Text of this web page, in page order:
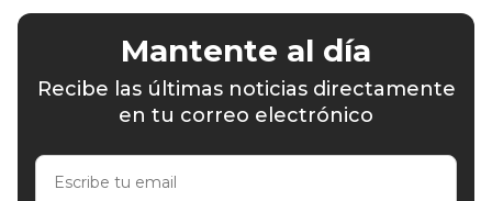
Mantente al día
Recibe las últimas noticias directamente
en tu correo electrónico
Escribe